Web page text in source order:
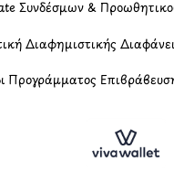
Συνδέσμων &
Διαφημιστικής
Προγράμματος